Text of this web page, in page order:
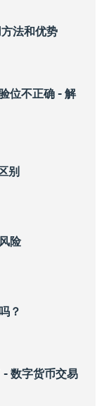
法和优势
位不正确 - 解
别
险
？
数字货币交易